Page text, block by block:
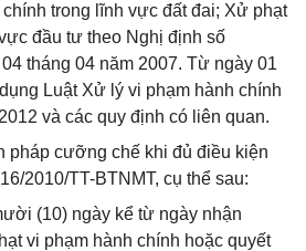
trong lĩnh vực đất đai; Xử phạt
đầu tư theo Nghị định số
tháng 04 năm 2007. Từ ngày 01
Luật Xử lý vi phạm hành chính
và các quy định có liên quan.
pháp cưỡng chế khi đủ điều kiện
2010/TT-BTNMT, cụ thể sau:
(10) ngày kể từ ngày nhận
vi phạm hành chính hoặc quyết